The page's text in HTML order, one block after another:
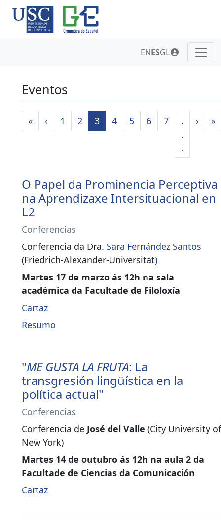
ENESGL
Eventos
« ‹ 1 2 3 4 5 6 7
.
.
.
› »
O Papel da Prominencia Perceptiva
na Aprendizaxe Intersituacional en
L2
Conferencias
Conferencia da Dra. Sara Fernández Santos
(Friedrich-Alexander-Universität)
Martes 17 de marzo ás 12h na sala
académica da Facultade de Filoloxía
Cartaz
Resumo
"ME GUSTA LA FRUTA: La
transgresión lingüística en la
política actual"
Conferencias
Conferencia de José del Valle (City University of
New York)
Martes 14 de outubro ás 12h na aula 2 da
Facultade de Ciencias da Comunicación
Cartaz